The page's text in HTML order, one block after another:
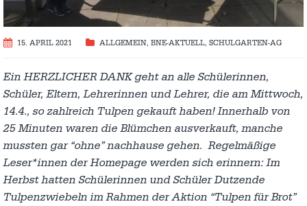
15. APRIL 2021 ALLGEMEIN, BNE-AKTUELL, SCHULGARTEN-AG
Ein HERZLICHER DANK geht an alle Schülerinnen,
Schüler, Eltern, Lehrerinnen und Lehrer, die am Mittwoch,
14.4., so zahlreich Tulpen gekauft haben!Innerhalb von
25 Minuten waren die Blümchen ausverkauft, manche
mussten gar “ohne” nachhause gehen. Regelmäßige
Leser*innen der Homepage werden sich erinnern: Im
Herbst hatten Schülerinnen und Schüler Dutzende
Tulpenzwiebeln im Rahmen der Aktion “Tulpen für Brot”